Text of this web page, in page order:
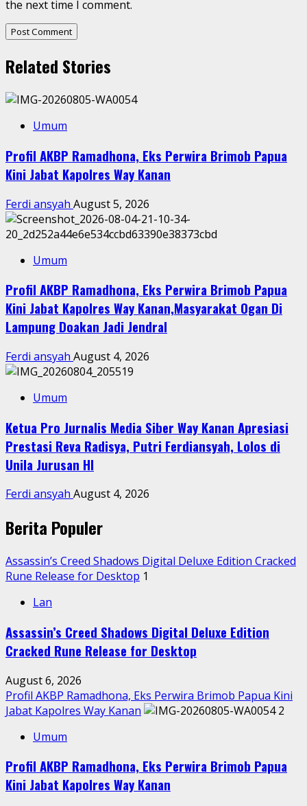
the next time I comment.
Related Stories
Umum
Profil AKBP Ramadhona, Eks Perwira Brimob Papua
Kini Jabat Kapolres Way Kanan
Ferdi ansyah August 5, 2026
Umum
Profil AKBP Ramadhona, Eks Perwira Brimob Papua
Kini Jabat Kapolres Way Kanan,Masyarakat Ogan Di
Lampung Doakan Jadi Jendral
Ferdi ansyah August 4, 2026
Umum
Ketua Pro Jurnalis Media Siber Way Kanan Apresiasi
Prestasi Reva Radisya, Putri Ferdiansyah, Lolos di
Unila Jurusan HI
Ferdi ansyah August 4, 2026
Berita Populer
Assassin’s Creed Shadows Digital Deluxe Edition Cracked
Rune Release for Desktop 1
Lan
Assassin’s Creed Shadows Digital Deluxe Edition
Cracked Rune Release for Desktop
August 6, 2026
Profil AKBP Ramadhona, Eks Perwira Brimob Papua Kini
Jabat Kapolres Way Kanan
2
Umum
Profil AKBP Ramadhona, Eks Perwira Brimob Papua
Kini Jabat Kapolres Way Kanan